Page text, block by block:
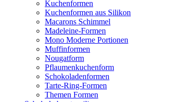
Kuchenformen
Kuchenformen aus Silikon
Macarons Schimmel
Madeleine-Formen
Mono Moderne Portionen
Muffinformen
Nougatform
Pflaumenkuchenform
Schokoladenformen
Tarte-Ring-Formen
Themen Formen